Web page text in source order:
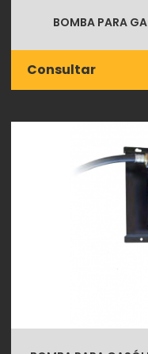
BOMBA PARA
Consultar